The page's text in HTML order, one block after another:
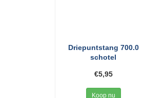
Driepuntstang 700.0
schotel
€5,95
Koop nu